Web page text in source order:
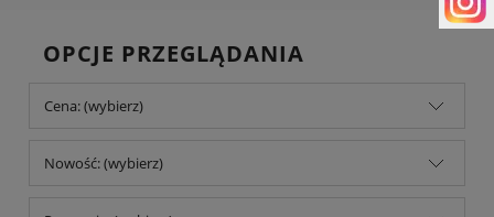
OPCJE PRZEGLĄDANIA
Cena: (wybierz)
Nowość: (wybierz)